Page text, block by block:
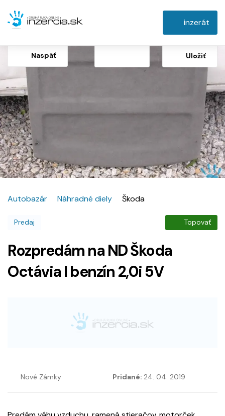
inzerát
Naspäť Uložiť
Autobazár Náhradné diely Škoda
Predaj Topovať
Rozpredám na ND Škoda
Octávia I benzín 2,0i 5V
Nové Zámky Pridané: 24. 04. 2019